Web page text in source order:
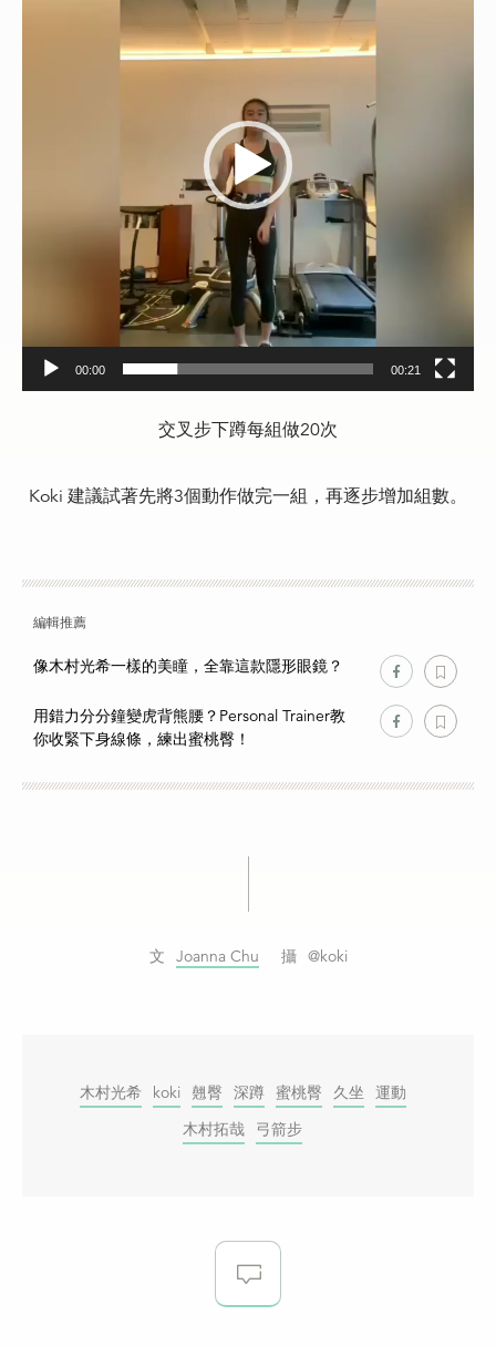
00:00 00:21
交叉步下蹲每組做20次
Koki 建議試著先將3個動作做完一組，再逐步增加組數。
編輯推薦
像木村光希一樣的美瞳，全靠這款隱形眼鏡？
用錯力分分鐘變虎背熊腰？Personal Trainer教
你收緊下身線條，練出蜜桃臀！
Joanna Chu @koki
木村光希 koki 翹臀 深蹲 蜜桃臀 久坐
運動
木村拓哉
弓箭步